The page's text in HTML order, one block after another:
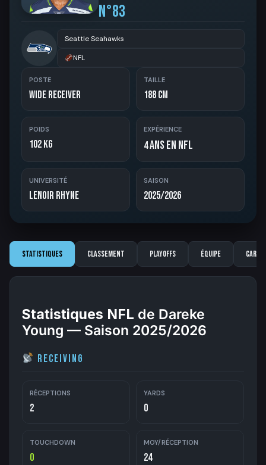
N°83
Seattle Seahawks
NFL
POSTE
Wide Receiver
TAILLE
188 cm
POIDS
102 kg
EXPÉRIENCE
4ans en NFL
UNIVERSITÉ
Lenoir Rhyne
SAISON
2025/2026
Statistiques Classement Playoffs Équipe
Statistiques NFL de Dareke
Young — Saison 2025/2026
Receiving
RÉCEPTIONS
2
YARDS
0
TOUCHDOWN
0
MOY/RÉCEPTION
24